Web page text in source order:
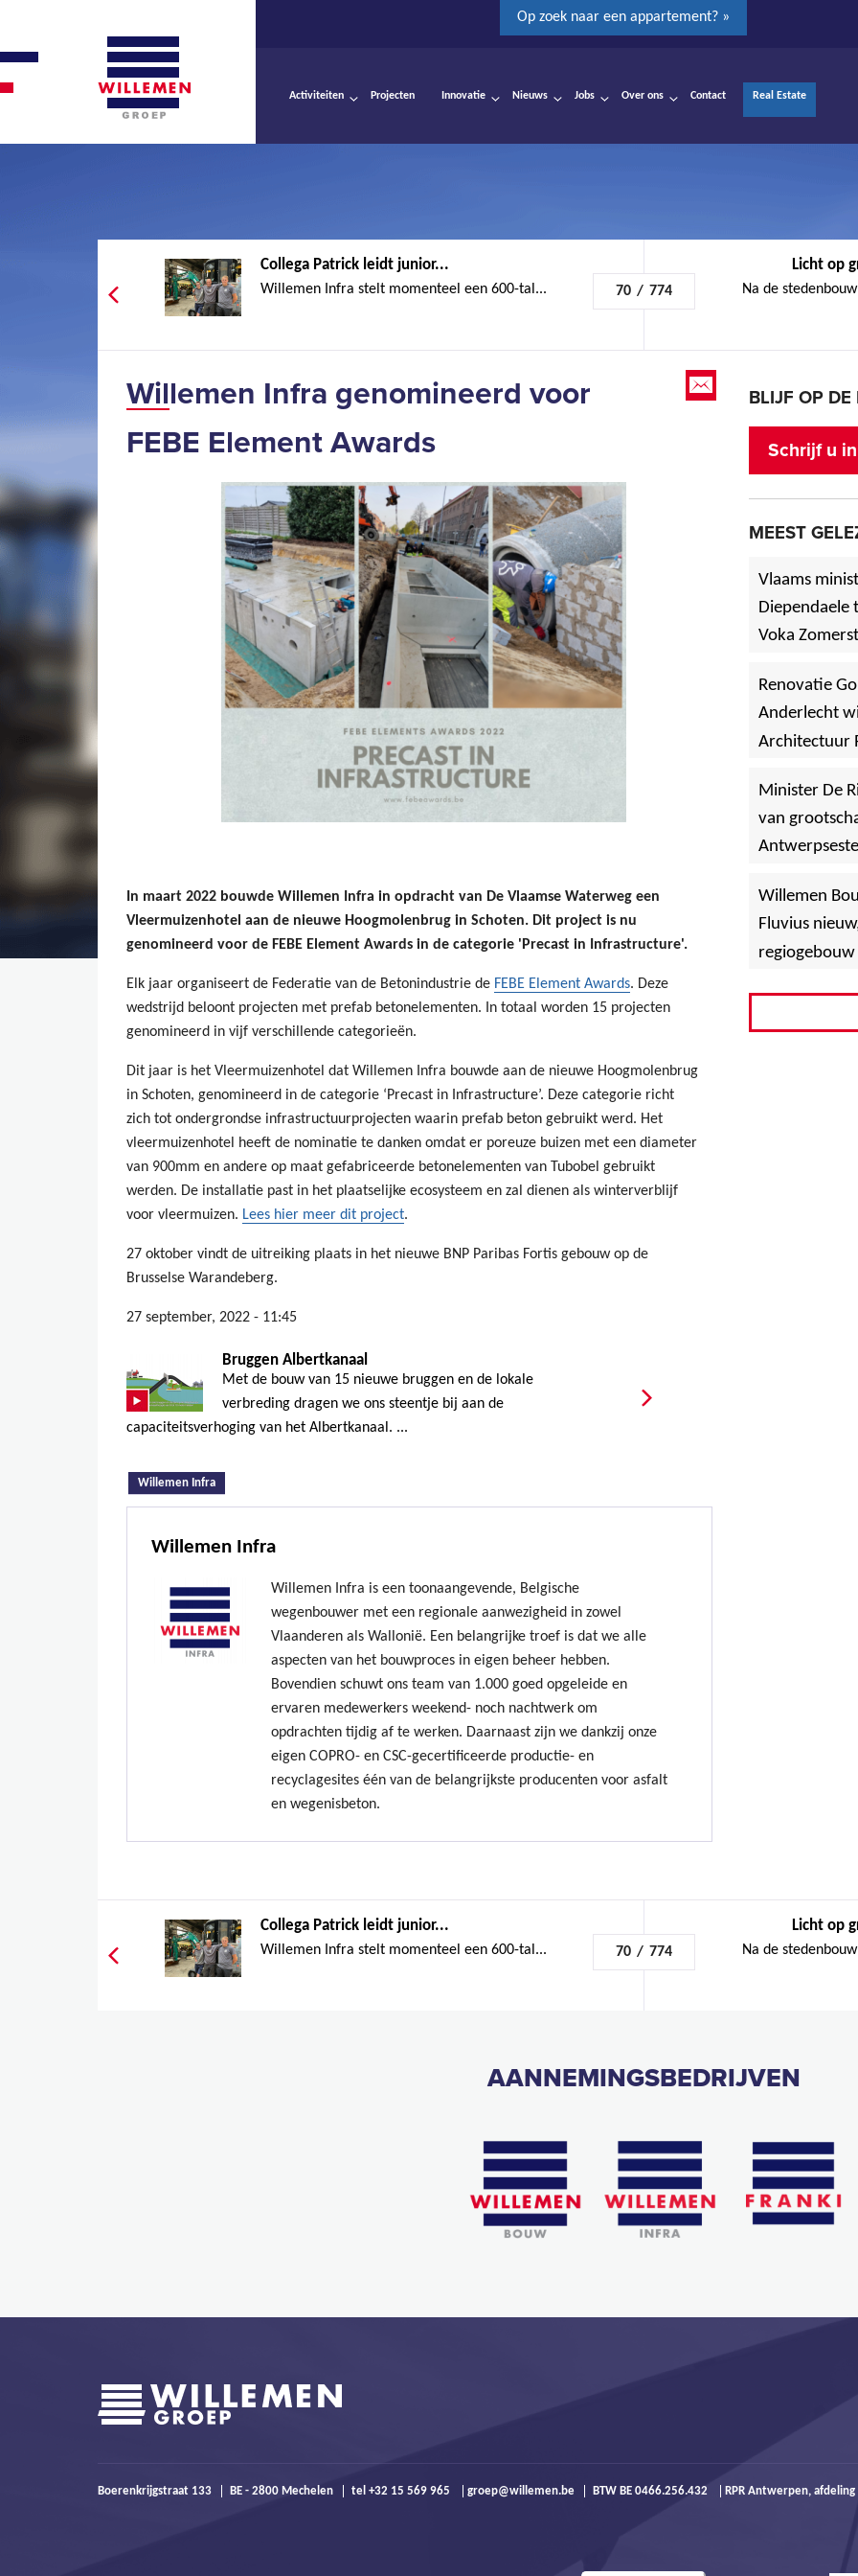
Op zoek naar een appartement? »
Activiteiten Projecten Innovatie Nieuws Jobs Over ons Contact Real Estate
Collega Patrick leidt junior...
Willemen Infra stelt momenteel een 600-tal... 70 / 774
Licht op
Na de
Willemen Infra genomineerd voor
FEBE Element Awards
In maart 2022 bouwde Willemen Infra in opdracht van De Vlaamse Waterweg een
Vleermuizenhotel aan de nieuwe Hoogmolenbrug in Schoten. Dit project is nu
genomineerd voor de FEBE Element Awards in de categorie 'Precast in Infrastructure'.
Elk jaar organiseert de Federatie van de Betonindustrie de FEBE Element Awards. Deze
wedstrijd beloont projecten met prefab betonelementen. In totaal worden 15 projecten
genomineerd in vijf verschillende categorieën.
Dit jaar is het Vleermuizenhotel dat Willemen Infra bouwde aan de nieuwe Hoogmolenbrug
in Schoten, genomineerd in de categorie ‘Precast in Infrastructure’. Deze categorie richt
zich tot ondergrondse infrastructuurprojecten waarin prefab beton gebruikt werd. Het
vleermuizenhotel heeft de nominatie te danken omdat er poreuze buizen met een diameter
van 900mm en andere op maat gefabriceerde betonelementen van Tubobel gebruikt
werden. De installatie past in het plaatselijke ecosysteem en zal dienen als winterverblijf
voor vleermuizen. Lees hier meer dit project.
27 oktober vindt de uitreiking plaats in het nieuwe BNP Paribas Fortis gebouw op de
Brusselse Warandeberg.
27 september, 2022 - 11:45
Bruggen Albertkanaal
Met de bouw van 15 nieuwe bruggen en de lokale
verbreding dragen we ons steentje bij aan de
capaciteitsverhoging van het Albertkanaal. ...
Willemen Infra
Willemen Infra
Willemen Infra is een toonaangevende, Belgische
wegenbouwer met een regionale aanwezigheid in zowel
Vlaanderen als Wallonië. Een belangrijke troef is dat we alle
aspecten van het bouwproces in eigen beheer hebben.
Bovendien schuwt ons team van 1.000 goed opgeleide en
ervaren medewerkers weekend- noch nachtwerk om
opdrachten tijdig af te werken. Daarnaast zijn we dankzij onze
eigen COPRO- en CSC-gecertificeerde productie- en
recyclagesites één van de belangrijkste producenten voor asfalt
en wegenisbeton.
BLIJF OP DE
Schrijf u
MEEST
Vlaams
Voka
Renovatie
Anderlecht
Architectuur
Minister De
van
Willemen
Fluvius
Collega Patrick leidt junior...
Willemen Infra stelt momenteel een 600-tal... 70 / 774
Licht op
Na de
AANNEMINGSBEDRIJVEN
Boerenkrijgstraat 133 BE - 2800 Mechelen tel +32 15 569 965 groep@willemen.be BTW BE 0466.256.432 RPR Antwerpen,